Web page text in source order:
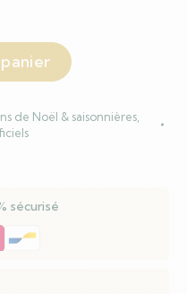
de Noël & saisonnières
sécurisé